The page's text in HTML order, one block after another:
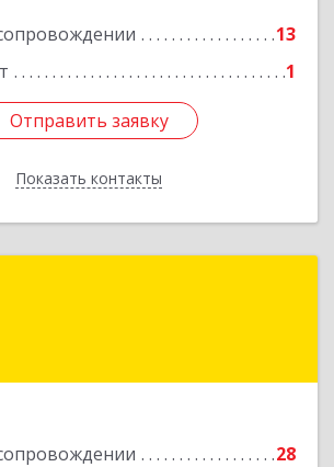
13
1
Отправить заявку
Показать контакты
Подробнее
Отправить заявку
Назад
28
обл, Ступино г, Андропова